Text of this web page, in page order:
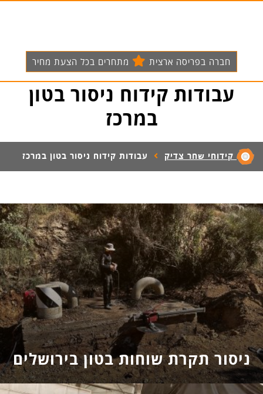
חברה בפריסה ארצית מתחרים בכל הצעת מחיר
עבודות קידוח ניסור בטון
במרכז
קידוחי שחר צדיק עבודות קידוח ניסור בטון במרכז
ניסור תקרת שוחות בטון בירושלים